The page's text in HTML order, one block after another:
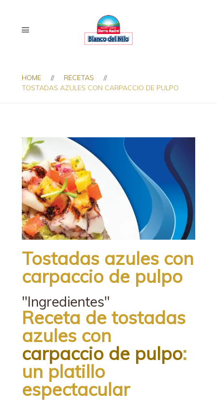
HOME
RECETAS
TOSTADAS AZULES CON CARPACCIO DE PULPO
Tostadas azules con
carpaccio de pulpo
"Ingredientes"
Receta de tostadas
azules con
carpaccio de pulpo:
un platillo
espectacular